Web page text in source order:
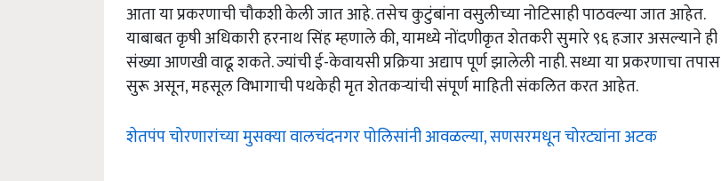
आता या प्रकरणाची चौकशी केली जात आहे. तसेच कुटुंबांना वसुलीच्या नोटिसाही पाठवल्या जात आहेत.
याबाबत कृषी अधिकारी हरनाथ सिंह म्हणाले की, यामध्ये नोंदणीकृत शेतकरी सुमारे ९६ हजार असल्याने ही
संख्या आणखी वाढू शकते. ज्यांची ई-केवायसी प्रक्रिया अद्याप पूर्ण झालेली नाही. सध्या या प्रकरणाचा तपास
सुरू असून, महसूल विभागाची पथकेही मृत शेतकऱ्यांची संपूर्ण माहिती संकलित करत आहेत.
शेतपंप चोरणारांच्या मुसक्या वालचंदनगर पोलिसांनी आवळल्या, सणसरमधून चोरट्यांना अटक